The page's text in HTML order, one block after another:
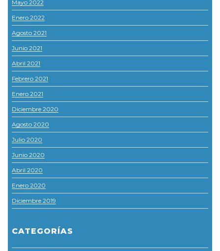
Mayo 2022
Enero 2022
Agosto 2021
Junio 2021
Abril 2021
Febrero 2021
Enero 2021
Diciembre 2020
Agosto 2020
Julio 2020
Junio 2020
Abril 2020
Enero 2020
Diciembre 2019
CATEGORÍAS